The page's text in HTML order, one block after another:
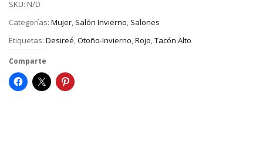
SKU: N/D
Categorías: Mujer, Salón Invierno, Salones
Etiquetas: Desireé,Otoño-Invierno,Rojo,Tacón Alto
Comparte